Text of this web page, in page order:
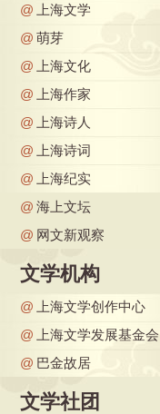
@
上海文学
@ 萌芽
@
上海文化
@
上海作家
@
上海诗人
@
上海诗词
@
上海纪实
@ 海上文坛
@ 网文新观察
文学机构
@
上海文学创作中心
@
上海文学发展基金会
@ 巴金故居
文学社团